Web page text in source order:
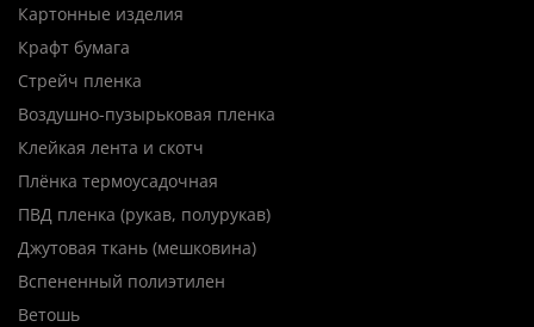
Картонные изделия
Крафт бумага
Стрейч пленка
Воздушно-пузырьковая пленка
Клейкая лента и скотч
Плёнка термоусадочная
ПВД пленка (рукав, полурукав)
Джутовая ткань (мешковина)
Вспененный полиэтилен
Ветошь